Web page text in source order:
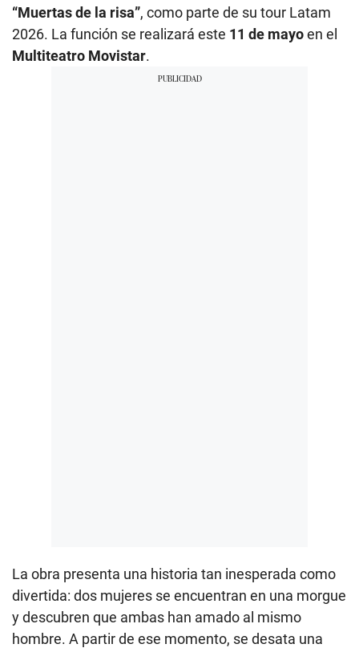
“Muertas de la risa”, como parte de su tour Latam
2026. La función se realizará este 11 de mayoen el
Multiteatro Movistar.
La obra presenta una historia tan inesperada como
divertida: dos mujeres se encuentran en una morgue
y descubren que ambas han amado al mismo
hombre. A partir de ese momento, se desata una